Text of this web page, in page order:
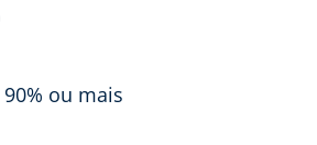
ou mais